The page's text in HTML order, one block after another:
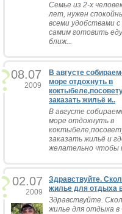
Семье из 2-х
лет, нужен
всеми удобствами
самим готовить
ближ...
08.07
2009
В августе
море отдохнуть в
заказать жильё и..
В августе
море отдохнуть в
заказать жильё и
желательно чтобы
02.07
2009
Здравствуйте.
жилье для отдыха
Здравствуйте.
жилье для отдыха в